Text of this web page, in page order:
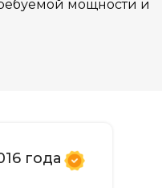
мощности и
года